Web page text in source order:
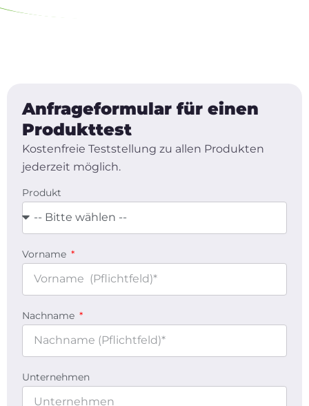
Anfrageformular für einen
Produkttest
Kostenfreie Teststellung zu allen Produkten
jederzeit möglich.
Produkt
Vorname
Nachname
Unternehmen